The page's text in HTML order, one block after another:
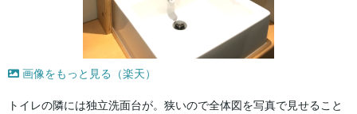
画像をもっと見る（楽天）
トイレの隣には独立洗面台が。狭いので全体図を写真で見せること